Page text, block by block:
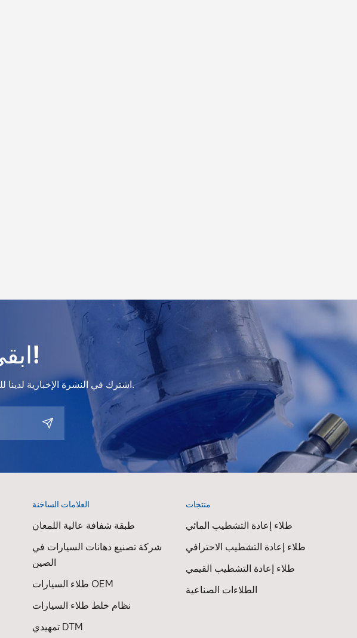
ابقى على تواصل!
اشترك في النشرة الإخبارية لدينا للحصول على معلومات التحديث والعروض الترويجية والرؤى.
منتجات
طلاء إعادة التشطيب المائي
طلاء إعادة التشطيب الاحترافي
طلاء إعادة التشطيب القيمي
الطلاءات الصناعية
العلامات الساخنة
طبقة شفافة عالية اللمعان
شركة تصنيع دهانات السيارات في
الصين
طلاء السيارات OEM
نظام خلط طلاء السيارات
تمهيدي DTM